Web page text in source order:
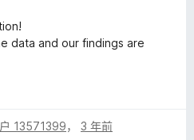
data and our findings are
13571399， 3 年前